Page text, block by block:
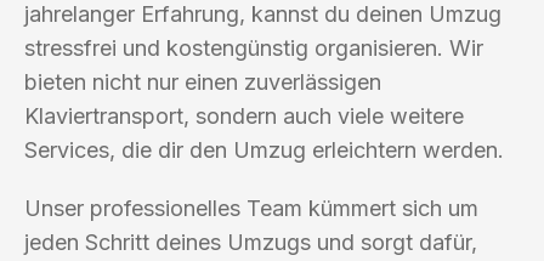
jahrelanger Erfahrung, kannst du deinen Umzug
stressfrei und kostengünstig organisieren. Wir
bieten nicht nur einen zuverlässigen
Klaviertransport, sondern auch viele weitere
Services, die dir den Umzug erleichtern werden.
Unser professionelles Team kümmert sich um
jeden Schritt deines Umzugs und sorgt dafür,